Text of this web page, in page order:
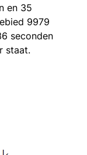
en 35
9979
seconden
staat.